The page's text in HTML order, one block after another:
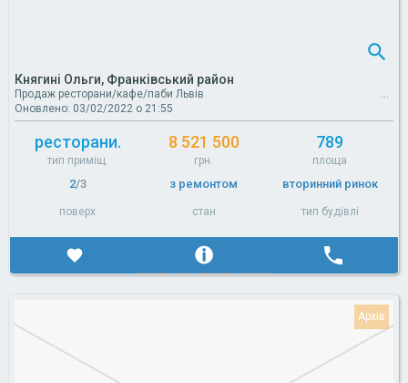
Княгині Ольги, Франківський район
Продаж ресторани/кафе/паби Львів
Оновлено: 03/02/2022 о 21:55
ресторани.
тип приміщ.
8 521 500
грн.
789
площа
2/3
поверх
з ремонтом
стан
вторинний ринок
тип будівлі